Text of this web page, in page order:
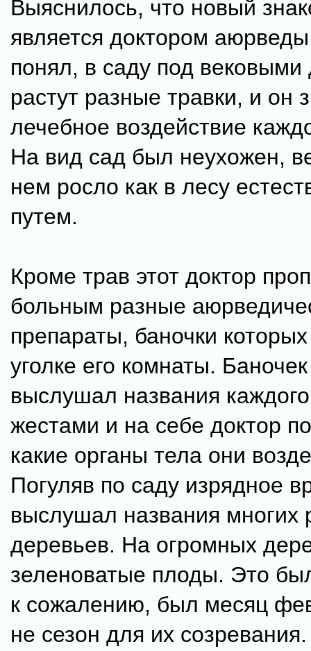
Выяснилось, что новый
является доктором
понял, в саду под
растут разные травки, и он
лечебное воздействие
На вид сад был неухожен,
нем росло как в лесу
путем.
Кроме трав этот доктор
больным разные
препараты, баночки
уголке его комнаты.
выслушал названия
жестами и на себе доктор
какие органы тела они
Погуляв по саду изрядное
выслушал названия многих
деревьев. На огромных
зеленоватые плоды. Это
к сожалению, был месяц
не сезон для их